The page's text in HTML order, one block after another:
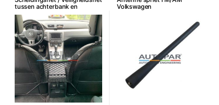
tussen achterbank en
voorstoelen
Volkswagen